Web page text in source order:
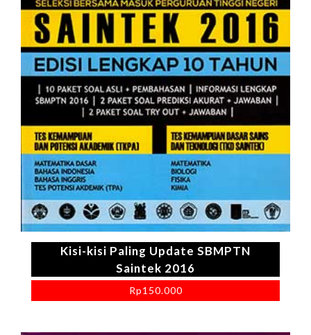
Kisi-kisi Paling Update SBMPTN
Saintek 2016
Rp150.000